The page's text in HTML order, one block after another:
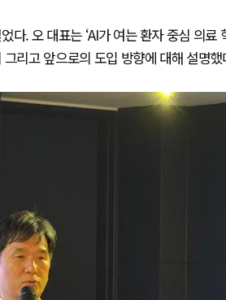
. 오 대표는 ‘AI가 여는 환자 중심 의료
리고 앞으로의 도입 방향에 대해 설명했